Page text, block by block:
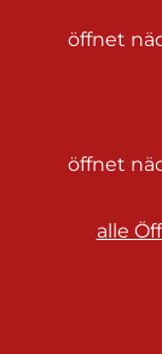
Klicken, um
öffnet
Klicken, um
öffnet
alle